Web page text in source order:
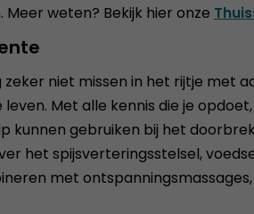
weten? Bekijk hier onze
niet missen in het rijtje met
Met alle kennis die je
kunnen gebruiken bij het
het spijsverteringsstelsel,
met